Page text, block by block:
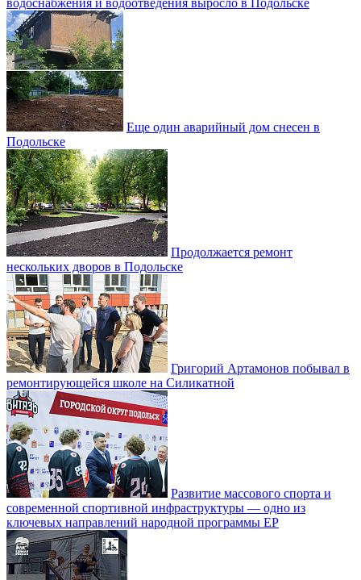
водоснабжения и водоотведения выросло в Подольске
Еще один аварийный дом снесен в
Подольске
Продолжается ремонт
нескольких дворов в Подольске
Григорий Артамонов побывал в
ремонтирующейся школе на Силикатной
Развитие массового спорта и
современной спортивной инфраструктуры — одно из
ключевых направлений народной программы ЕР